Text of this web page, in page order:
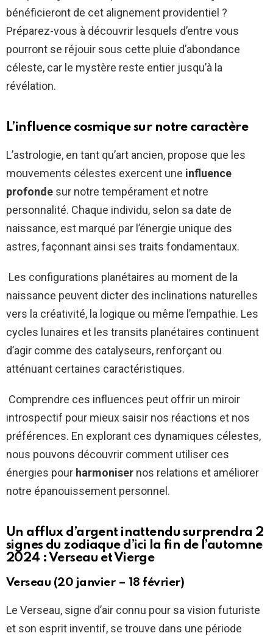
bénéficieront de cet alignement providentiel ?
Préparez-vous à découvrir lesquels d’entre vous
pourront se réjouir sous cette pluie d’abondance
céleste, car le mystère reste entier jusqu’à la
révélation.
L’influence cosmique sur notre caractère
L’astrologie, en tant qu’art ancien, propose que les
mouvements célestes exercent une influence
profonde sur notre tempérament et notre
personnalité. Chaque individu, selon sa date de
naissance, est marqué par l’énergie unique des
astres, façonnant ainsi ses traits fondamentaux.
Les configurations planétaires au moment de la
naissance peuvent dicter des inclinations naturelles
vers la créativité, la logique ou même l’empathie. Les
cycles lunaires et les transits planétaires continuent
d’agir comme des catalyseurs, renforçant ou
atténuant certaines caractéristiques.
Comprendre ces influences peut offrir un miroir
introspectif pour mieux saisir nos réactions et nos
préférences. En explorant ces dynamiques célestes,
nous pouvons découvrir comment utiliser ces
énergies pour harmoniser nos relations et améliorer
notre épanouissement personnel.
Un afflux d’argent inattendu surprendra 2
signes du zodiaque d’ici la fin de l’automne
2024 : Verseau et Vierge
Verseau (20 janvier – 18 février)
Le Verseau, signe d’air connu pour sa vision futuriste
et son esprit inventif, se trouve dans une période